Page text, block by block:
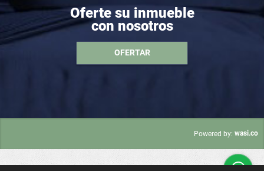
Oferte su inmueble
con nosotros
OFERTAR
Powered by: wasi.co